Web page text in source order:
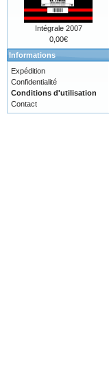
Intégrale 2007
0,00€
Informations
Expédition
Confidentialité
Conditions d'utilisation
Contact